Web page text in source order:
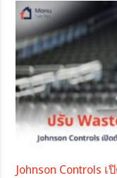
Johnson Controls